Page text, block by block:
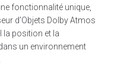
fonctionnalité unique,
d’Objets Dolby Atmos
la position et la
un environnement